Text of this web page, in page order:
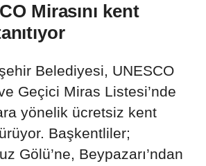
Mirasını kent
Belediyesi, UNESCO
Geçici Miras Listesi’nde
yönelik ücretsiz kent
Başkentliler;
Gölü’ne, Beypazarı’ndan